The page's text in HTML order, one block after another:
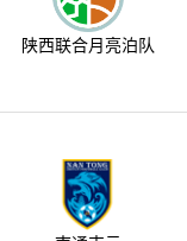
陕西联合月亮泊队